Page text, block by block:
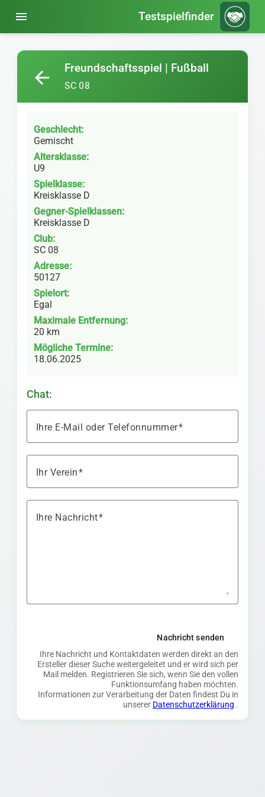
menu Testspielfinder
Freundschaftsspiel | Fußball
SC 08
arrow_back
Geschlecht:
Gemischt
Altersklasse:
U9
Spielklasse:
Kreisklasse D
Gegner-Spielklassen:
Kreisklasse D
Club:
SC 08
Adresse:
50127
Spielort:
Egal
Maximale Entfernung:
20 km
Mögliche Termine:
18.06.2025
Chat:
Ihre E-Mail oder Telefonnummer
Ihr Verein
Ihre Nachricht
Nachricht senden
Ihre Nachricht und Kontaktdaten werden direkt an den
Ersteller dieser Suche weitergeleitet und er wird sich per
Mail melden. Registrieren Sie sich, wenn Sie den vollen
Funktionsumfang haben möchten.
Informationen zur Verarbeitung der Daten findest Du in
unserer Datenschutzerklärung .